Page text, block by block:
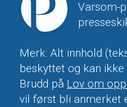
Varsom-
Merk: Alt innhold
beskyttet og kan
Brudd på Lov om
vil først bli anmerket